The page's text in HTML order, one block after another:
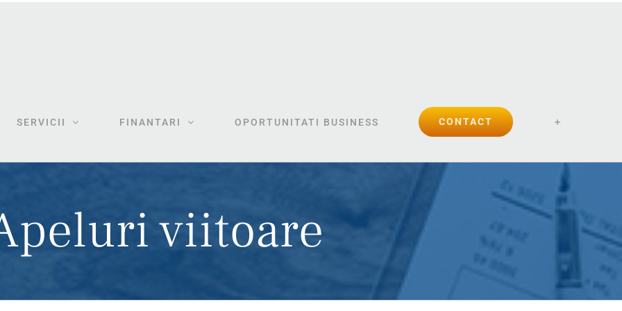
SERVICII FINANTARI OPORTUNITATI BUSINESS CONTACT
viitoare